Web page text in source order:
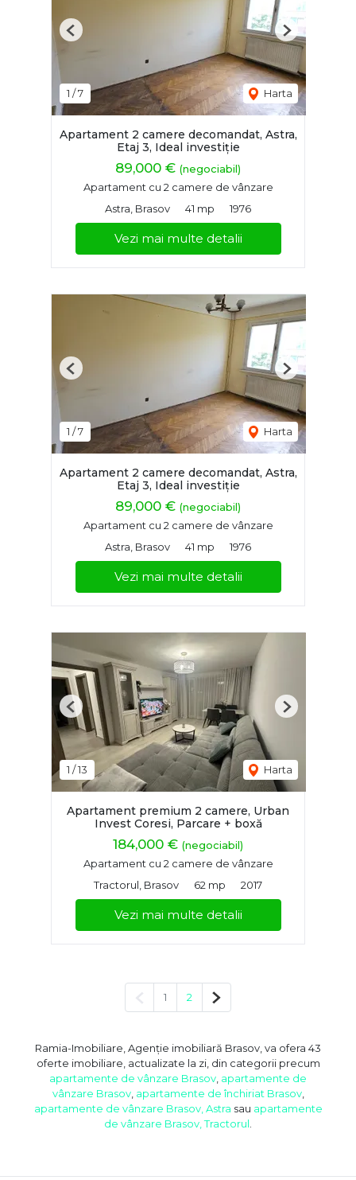
1 /7 Harta
Previous Next
Apartament 2 camere decomandat, Astra,
Etaj 3, Ideal investiție
89,000 € (negociabil)
Apartament cu 2 camere de vânzare
Astra, Brasov
41 mp 1976
Vezi mai multe detalii
1 /7 Harta
Previous Next
Apartament 2 camere decomandat, Astra,
Etaj 3, Ideal investiție
89,000 € (negociabil)
Apartament cu 2 camere de vânzare
Astra, Brasov
41 mp 1976
Vezi mai multe detalii
1 /13 Harta
Previous Next
Apartament premium 2 camere, Urban
Invest Coresi, Parcare + boxă
184,000 € (negociabil)
Apartament cu 2 camere de vânzare
Tractorul, Brasov
62 mp 2017
Vezi mai multe detalii
Pagina anterioară
1 2 Pagina următoare
Ramia-Imobiliare, Agenție imobiliară Brasov, va ofera 43
oferte imobiliare, actualizate la zi, din categorii precum
apartamente de vânzare Brasov apartamente de
vânzare Brasov, apartamente de închiriat Brasov,
apartamente de vânzare Brasov, Astra sau apartamente
de vânzare Brasov, Tractorul